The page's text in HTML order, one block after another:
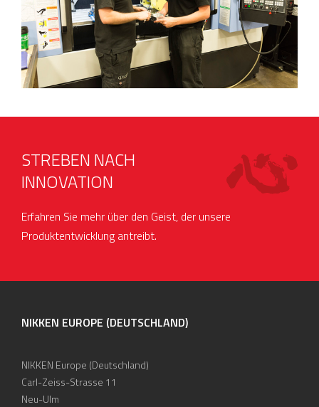
STREBEN NACH
INNOVATION
Erfahren Sie mehr über den Geist, der unsere
Produktentwicklung antreibt.
NIKKEN EUROPE (DEUTSCHLAND)
NIKKEN Europe (Deutschland)
Carl-Zeiss-Strasse 11
Neu-Ulm